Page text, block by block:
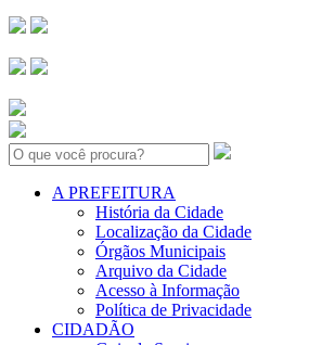
Search:
A PREFEITURA
História da Cidade
Localização da Cidade
Órgãos Municipais
Arquivo da Cidade
Acesso à Informação
Política de Privacidade
CIDADÃO